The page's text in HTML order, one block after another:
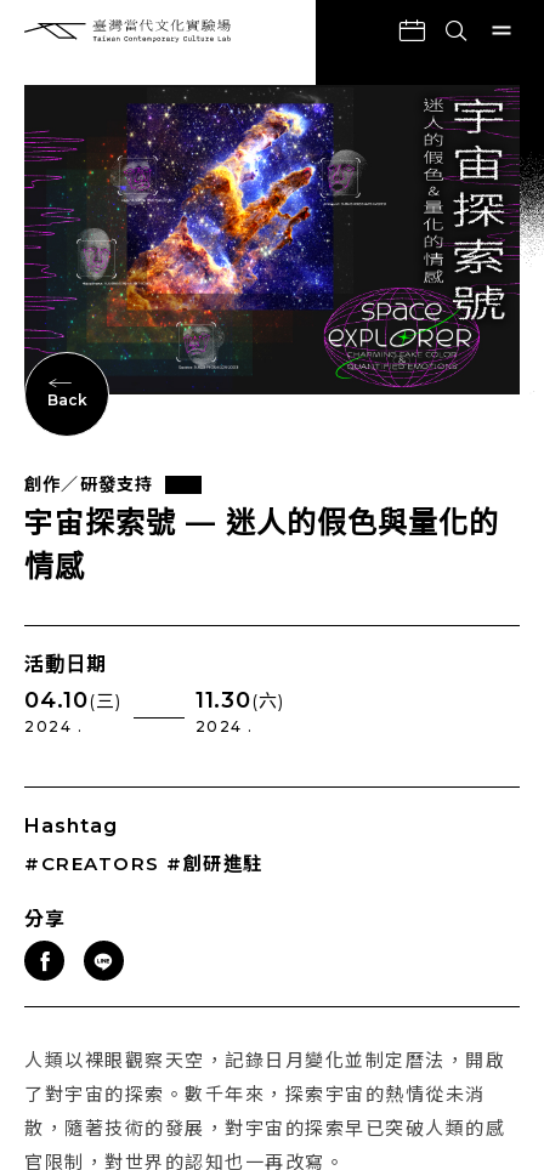
Back
創作／研發支持
宇宙探索號 — 迷人的假色與量化的
情感
活動日期
04.10(三)
2024 .
11.30(六)
2024 .
Hashtag
#CREATORS #創研進駐
分享
人類以裸眼觀察天空，記錄日月變化並制定曆法，開啟
了對宇宙的探索。數千年來，探索宇宙的熱情從未消
散，隨著技術的發展，對宇宙的探索早已突破人類的感
官限制，對世界的認知也一再改寫。